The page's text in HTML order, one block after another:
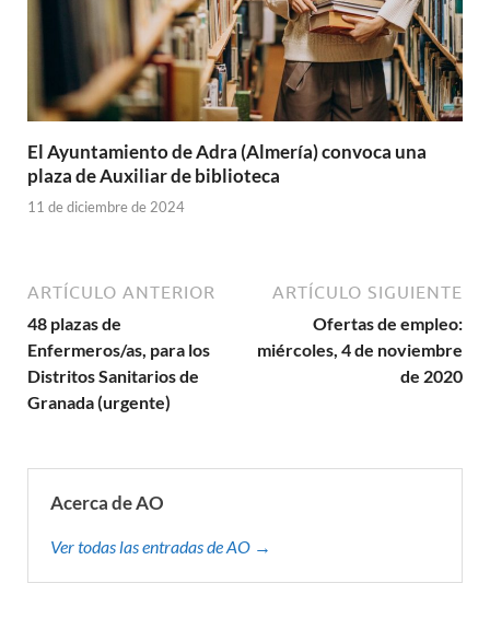
El Ayuntamiento de Adra (Almería) convoca una
plaza de Auxiliar de biblioteca
11 de diciembre de 2024
ARTÍCULO ANTERIOR
48 plazas de
Enfermeros/as, para los
Distritos Sanitarios de
Granada (urgente)
ARTÍCULO SIGUIENTE
Ofertas de empleo:
miércoles, 4 de noviembre
de 2020
Acerca de AO
Ver todas las entradas de AO →